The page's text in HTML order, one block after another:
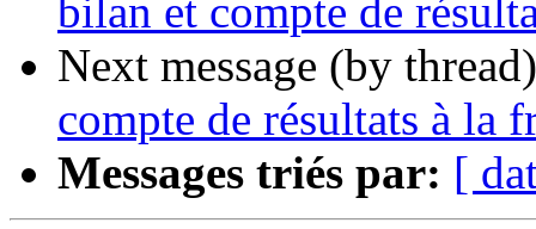
bilan et compte de
Next message (by
compte de résultats à la
Messages triés par: [